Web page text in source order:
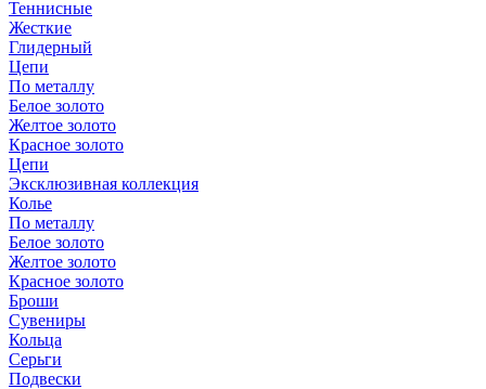
Теннисные
Жесткие
Глидерный
Цепи
По металлу
Белое золото
Желтое золото
Красное золото
Цепи
Эксклюзивная коллекция
Колье
По металлу
Белое золото
Желтое золото
Красное золото
Броши
Сувениры
Кольца
Серьги
Подвески